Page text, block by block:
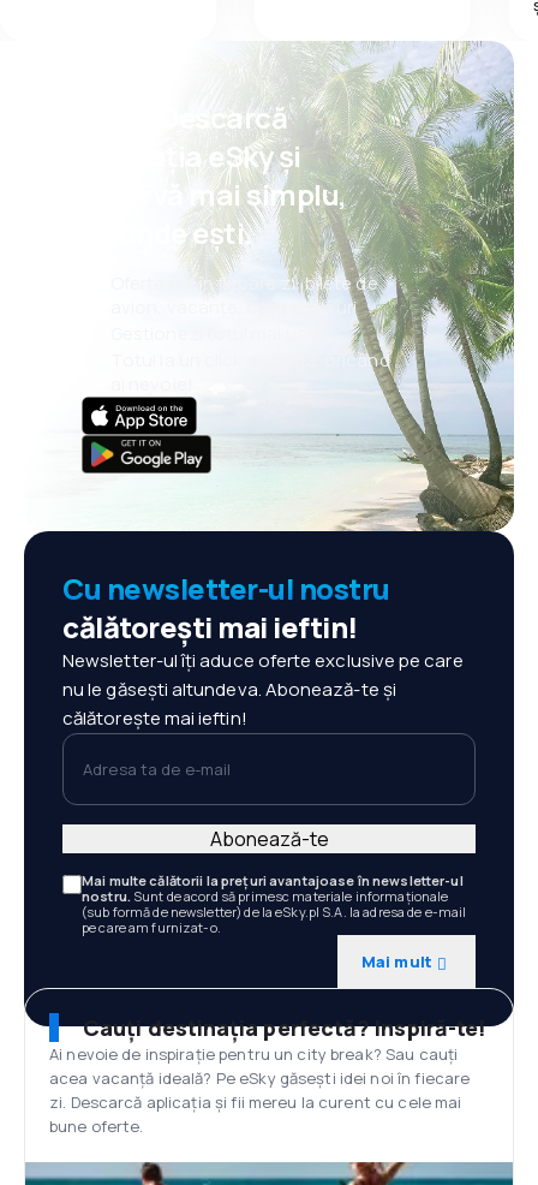
Psst! Descarcă
aplicația eSky și
rezervă mai simplu,
oriunde ești.
Oferte noi în fiecare zi: bilete de
avion, vacanțe, city break-uri
Totul la un click distanță, oricând
Cu newsletter-ul nostru
călătorești mai ieftin!
Newsletter-ul îți aduce oferte exclusive pe care
nu le găsești altundeva. Abonează-te și
călătorește mai ieftin!
Adresa ta de e-mail
Mai multe călătorii la prețuri avantajoase în newsletter-ul
nostru. Sunt de acord să primesc materiale informaționale
(sub formă de newsletter) de la eSky.pl S.A. la adresa de e-mail
pe care am furnizat-o.
Mai mult
Abonează-te
Cauți destinația perfectă? Inspiră-te!
Ai nevoie de inspirație pentru un city break? Sau cauți
acea vacanță ideală? Pe eSky găsești idei noi în fiecare
zi. Descarcă aplicația și fii mereu la curent cu cele mai
bune oferte.